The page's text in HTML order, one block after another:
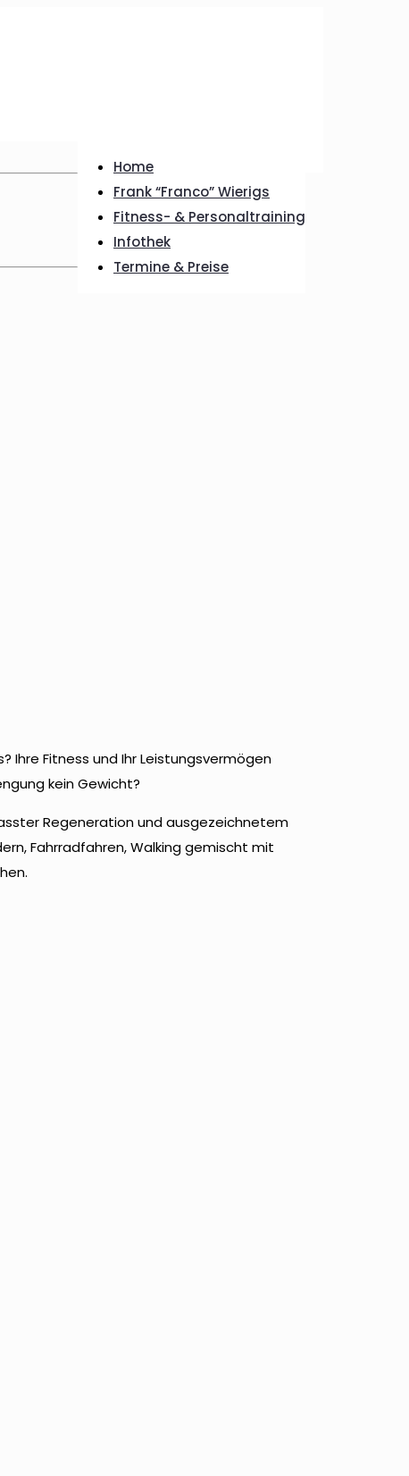
Home
Frank “Franco” Wierigs
Fitness- & Personaltraining
Infothek
Termine & Preise
Ihre Fitness und Ihr Leistungsvermögen
kein Gewicht?
Regeneration und ausgezeichnetem
Fahrradfahren, Walking gemischt mit